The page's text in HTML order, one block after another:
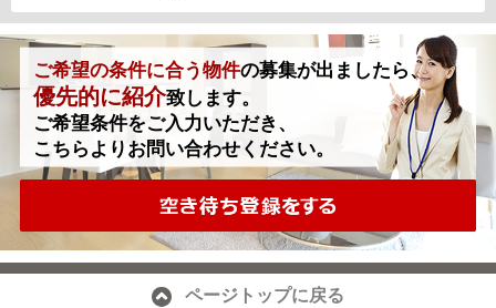
ご希望の条件に合う物件の募集が出ましたら、
優先的に紹介致します。
ご希望条件をご入力いただき、
こちらよりお問い合わせください。
ページトップに戻る